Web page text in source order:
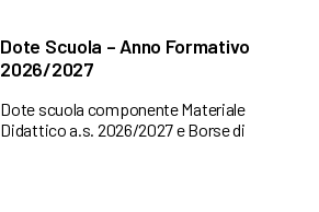
Dote Scuola – Anno Formativo
2026/2027
Dote scuola componente Materiale
Didattico a.s. 2026/2027 e Borse di